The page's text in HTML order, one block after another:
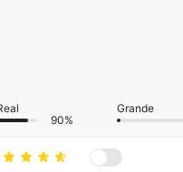
90%
Grande